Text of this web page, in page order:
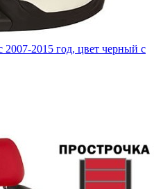
2015 год, цвет черный с